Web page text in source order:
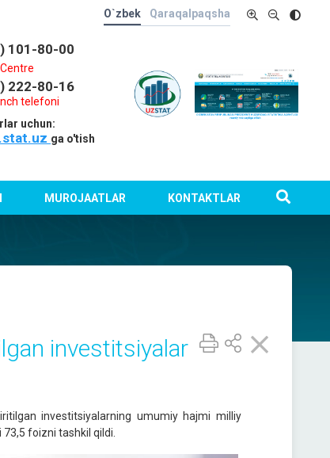
O`zbek Qaraqalpaqsha
101-80-00
222-80-16
telefoni
uchun:
ga o'tish
MUROJAATLAR KONTAKTLAR
investitsiyalar
investitsiyalarning umumiy hajmi milliy
foizni tashkil qildi.